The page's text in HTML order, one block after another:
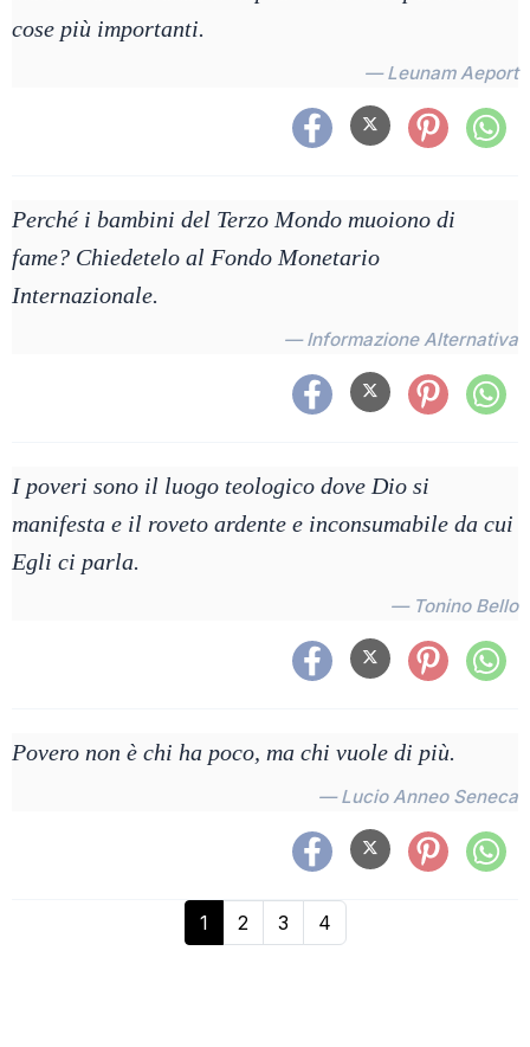
cose più importanti.
— Leunam Aeport
Perché i bambini del Terzo Mondo muoiono di
fame? Chiedetelo al Fondo Monetario
Internazionale.
— Informazione Alternativa
I poveri sono il luogo teologico dove Dio si
manifesta e il roveto ardente e inconsumabile da cui
Egli ci parla.
— Tonino Bello
Povero non è chi ha poco, ma chi vuole di più.
— Lucio Anneo Seneca
1 2 3 4